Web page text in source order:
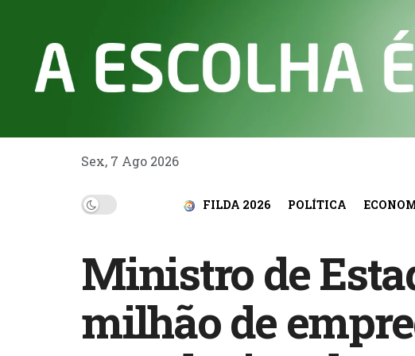
Sex, 7 Ago 2026
FILDA 2026 POLÍTICA
Ministro de
milhão de